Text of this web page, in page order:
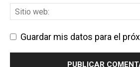
Guardar mis datos para el